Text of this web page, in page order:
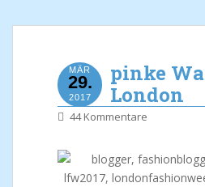
MÄR
29.
2017
pinke
London
44 Kommentare